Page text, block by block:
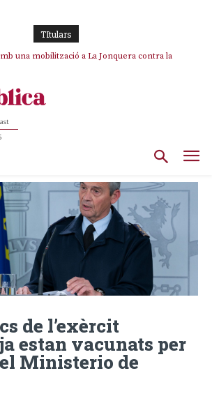
TItulars
una mobilització a La Jonquera contra la
de l’exèrcit
estan vacunats per
Ministerio de